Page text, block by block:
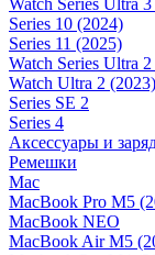
Watch Series Ultra
Series 10 (2024)
Series 11 (2025)
Watch Series Ultra
Watch Ultra 2 (2023)
Series SE 2
Series 4
Аксессуары и
Ремешки
Mac
MacBook Pro M5
MacBook NEO
MacBook Air M5